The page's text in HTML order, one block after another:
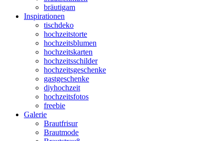
bräutigam
Inspirationen
tischdeko
hochzeitstorte
hochzeitsblumen
hochzeitskarten
hochzeitsschilder
hochzeitsgeschenke
gastgeschenke
diyhochzeit
hochzeitsfotos
freebie
Galerie
Brautfrisur
Brautmode